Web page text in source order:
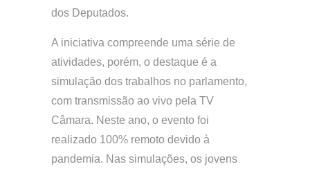
dos Deputados.
A iniciativa compreende uma série de
atividades, porém, o destaque é a
simulação dos trabalhos no parlamento,
com transmissão ao vivo pela TV
Câmara. Neste ano, o evento foi
realizado 100% remoto devido à
pandemia. Nas simulações, os jovens